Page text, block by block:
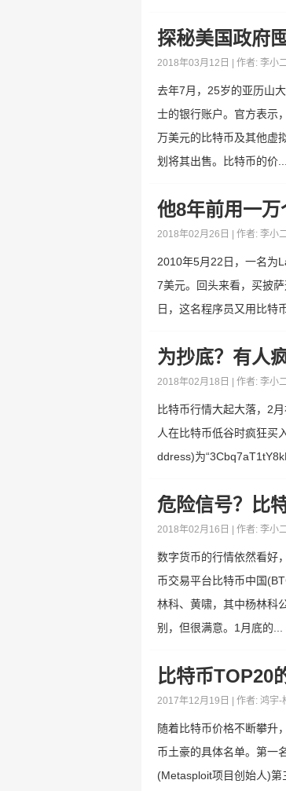
探秘美国政府
2018年03月12日 | 作者: 李小
去年7月，25岁的亚历山
士的银行账户。官方表示
万美元的比特币及其他虚
划将其出售。比特币的价...
他8年前用一
2018年02月26日 | 作者: 李小
2010年5月22日，一名为
7美元。回头来看，买披
日，这名程序员又用比特
为抄底？有人
2018年02月18日 | 作者: 李小
比特币行情大起大落，2
人在比特币低谷时疯狂买
ddress)为
危险信号？比
2018年02月16日 | 作者: 李小
数字货币的行情依然看好
币交易平台比特币中国
林科、黄啸，其中杨林科
别，但很满意。1月底的...
比特币TOP20
2017年12月19日 | 作者: 鸿宇-
随着比特币价格不断攀升
币土豪的具体名单。第一
(Metasploit项目创始人)第